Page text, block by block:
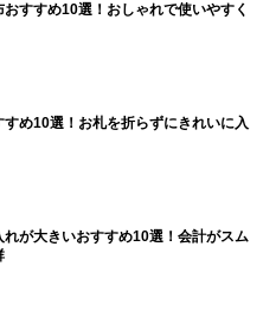
すすめ10選！おしゃれで使いやすく
すめ10選！お札を折らずにきれいに入
れが大きいおすすめ10選！会計がスム